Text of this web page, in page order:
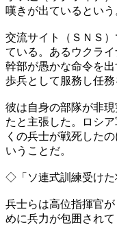
嘆きが出ているという
交流サイト（ＳＮＳ
ている。あるウクラ
幹部が愚かな命令を
歩兵として服務し任
彼は自身の部隊が非
たと主張した。ロシ
くの兵士が戦死した
いうことだ。
◇「ソ連式訓練受けた
兵士らは高位指揮官
めに兵力が包囲されて